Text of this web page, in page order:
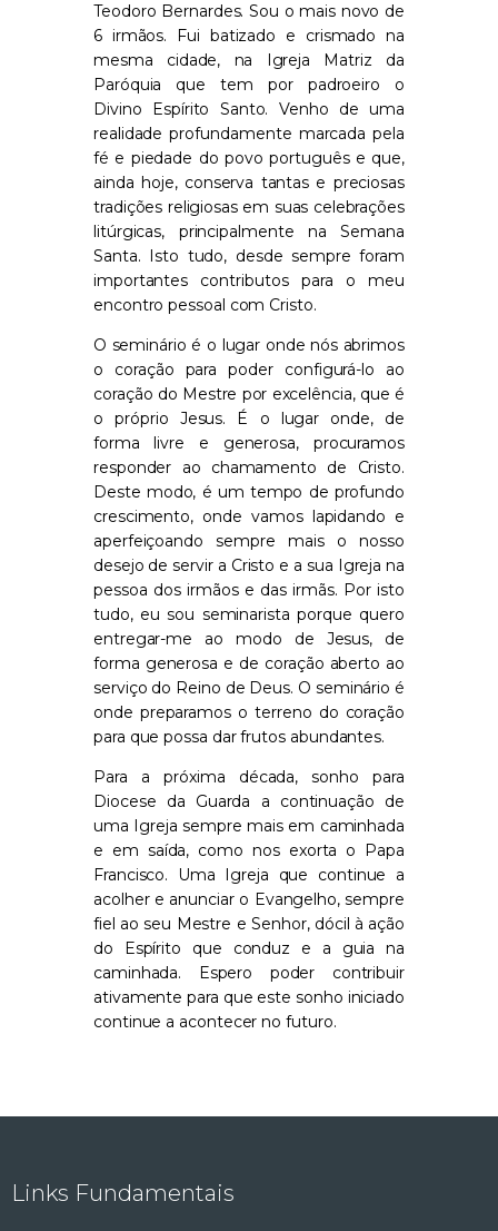
Teodoro Bernardes. Sou o mais novo de
6 irmãos. Fui batizado e crismado na
mesma cidade, na Igreja Matriz da
Paróquia que tem por padroeiro o
Divino Espírito Santo. Venho de uma
realidade profundamente marcada pela
fé e piedade do povo português e que,
ainda hoje, conserva tantas e preciosas
tradições religiosas em suas celebrações
litúrgicas, principalmente na Semana
Santa. Isto tudo, desde sempre foram
importantes contributos para o meu
encontro pessoal com Cristo.
O seminário é o lugar onde nós abrimos
o coração para poder configurá-lo ao
coração do Mestre por excelência, que é
o próprio Jesus. É o lugar onde, de
forma livre e generosa, procuramos
responder ao chamamento de Cristo.
Deste modo, é um tempo de profundo
crescimento, onde vamos lapidando e
aperfeiçoando sempre mais o nosso
desejo de servir a Cristo e a sua Igreja na
pessoa dos irmãos e das irmãs. Por isto
tudo, eu sou seminarista porque quero
entregar-me ao modo de Jesus, de
forma generosa e de coração aberto ao
serviço do Reino de Deus. O seminário é
onde preparamos o terreno do coração
para que possa dar frutos abundantes.
Para a próxima década, sonho para
Diocese da Guarda a continuação de
uma Igreja sempre mais em caminhada
e em saída, como nos exorta o Papa
Francisco. Uma Igreja que continue a
acolher e anunciar o Evangelho, sempre
fiel ao seu Mestre e Senhor, dócil à ação
do Espírito que conduz e a guia na
caminhada. Espero poder contribuir
ativamente para que este sonho iniciado
continue a acontecer no futuro.
Links Fundamentais